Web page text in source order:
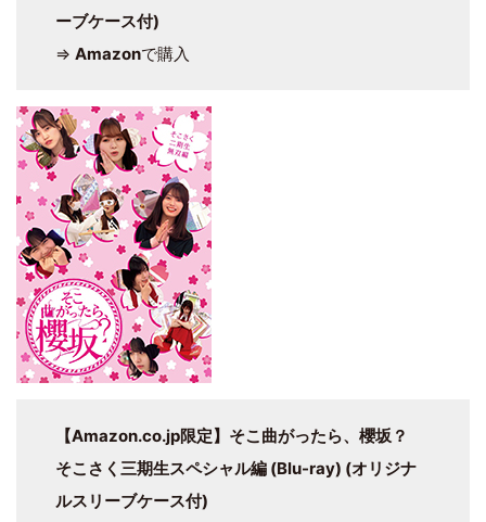
ーブケース付)
⇒ Amazonで購入
【Amazon.co.jp限定】そこ曲がったら、櫻坂？
そこさく三期生スペシャル編 (Blu-ray) (オリジナ
ルスリーブケース付)